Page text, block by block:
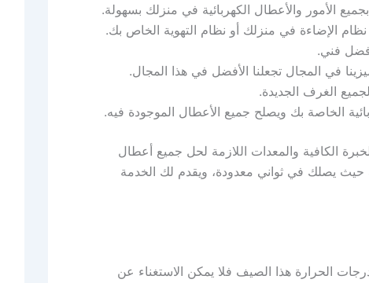
الأمور والأعطال الكهربائية في منزلك بسهولة.
الإضاءة في منزلك أو نظام التهوية الخاص بك.
فني.
في المجال تجعلنا الأفضل في هذا المجال.
الغرف الجديدة.
الخاصة بك ويصلح جميع الأعطال الموجودة فيه.
الكافية والمعدات اللازمة لحل جميع أعطال
يصلك في ثواني معدودة، ويقدم لك الخدمة
الحرارة هذا الصيف فلا يمكن الاستغناء عن